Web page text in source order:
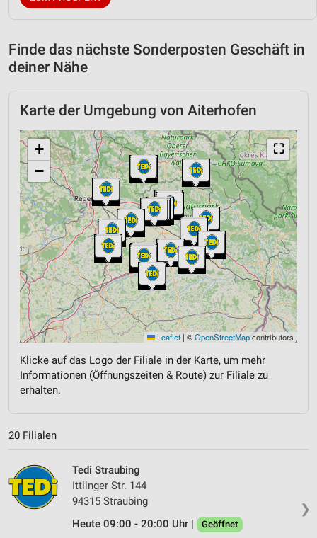
Finde das nächste Sonderposten Geschäft in
deiner Nähe
Karte der Umgebung von Aiterhofen
⛶
+
−
Leaflet | ©OpenStreetMapcontributors
Klicke auf das Logo der Filiale in der Karte, um mehr
Informationen (Öffnungszeiten & Route) zur Filiale zu
erhalten.
20 Filialen
❯
Tedi Straubing
Ittlinger Str. 144
94315 Straubing
Heute 09:00 - 20:00 Uhr |
Geöffnet